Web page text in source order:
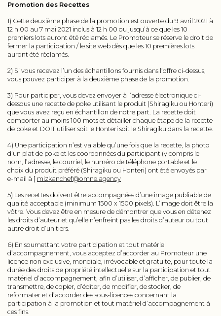
Promotion des Recettes
1) Cette deuxième phase de la promotion est ouverte du 9 avril 2021 à
12 h 00 au 7 mai 2021 inclus à 12 h 00 ou jusqu’à ce que les 10
premiers lots auront été réclamés. Le Promoteur se réserve le droit de
fermer la participation / le site web dès que les 10 premières lots
auront été réclamés.
2) Si vous recevez l’un des échantillons fournis dans l’offre ci-dessus,
vous pouvez participer à la deuxième phase de la promotion.
3) Pour participer, vous devez envoyer à l’adresse électronique ci-
dessous une recette de poke utilisant le produit (Shiragiku ou Honteri)
que vous avez reçu en échantillon de notre part. La recette doit
comporter au moins 100 mots et détailler chaque étape de la recette
de poke et DOIT utiliser soit le Honteri soit le Shiragiku dans la recette.
4) Une participation n’est valable qu’une fois que la recette, la photo
d’un plat de poke et les coordonnées du participant (y compris le
nom, l’adresse, le courriel, le numéro de téléphone portable et le
choix du produit préféré (Shiragiku ou Honteri) ont été envoyés par
e-mail à [ mizkanchef@omne.agency
5) Les recettes doivent être accompagnées d’une image publiable de
qualité acceptable (minimum 1500 x 1500 pixels). L’image doit être la
vôtre. Vous devez être en mesure de démontrer que vous en détenez
les droits d’auteur et qu’elle n’enfreint pas les droits d’auteur ou tout
autre droit d’un tiers.
6) En soumettant votre participation et tout matériel
d’accompagnement, vous acceptez d’accorder au Promoteur une
licence non exclusive, mondiale, irrévocable et gratuite, pour toute la
durée des droits de propriété intellectuelle sur la participation et tout
matériel d’accompagnement, afin d’utiliser, d’afficher, de publier, de
transmettre, de copier, d’éditer, de modifier, de stocker, de
reformater et d’accorder des sous-licences concernant la
participation à la promotion et tout matériel d’accompagnement à
ces fins.